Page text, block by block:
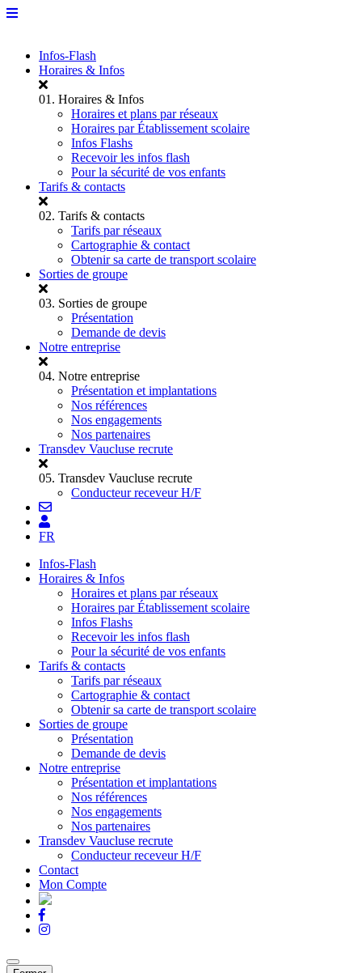
Infos-Flash
Horaires & Infos
01. Horaires & Infos
Horaires et plans par réseaux
Horaires par Établissement scolaire
Infos Flashs
Recevoir les infos flash
Pour la sécurité de vos enfants
Tarifs & contacts
02. Tarifs & contacts
Tarifs par réseaux
Cartographie & contact
Obtenir sa carte de transport scolaire
Sorties de groupe
03. Sorties de groupe
Présentation
Demande de devis
Notre entreprise
04. Notre entreprise
Présentation et implantations
Nos références
Nos engagements
Nos partenaires
Transdev Vaucluse recrute
05. Transdev Vaucluse recrute
Conducteur receveur H/F
FR
Infos-Flash
Horaires & Infos
Horaires et plans par réseaux
Horaires par Établissement scolaire
Infos Flashs
Recevoir les infos flash
Pour la sécurité de vos enfants
Tarifs & contacts
Tarifs par réseaux
Cartographie & contact
Obtenir sa carte de transport scolaire
Sorties de groupe
Présentation
Demande de devis
Notre entreprise
Présentation et implantations
Nos références
Nos engagements
Nos partenaires
Transdev Vaucluse recrute
Conducteur receveur H/F
Contact
Mon Compte